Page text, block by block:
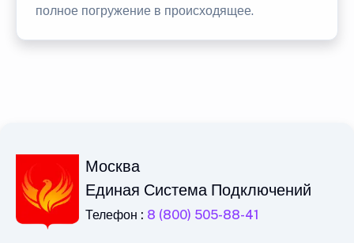
полное погружение в происходящее.
Москва
Единая Система Подключений
Телефон : 8 (800) 505-88-41